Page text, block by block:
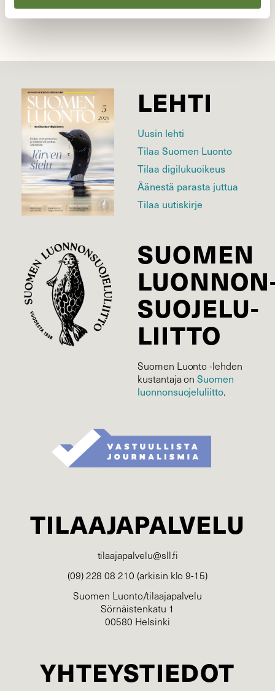
LEHTI
Uusin lehti
Tilaa Suomen Luonto
Tilaa digilukuoikeus
Äänestä parasta juttua
Tilaa uutiskirje
SUOMEN
SUOJELU­
LIITTO
Suomen Luonto -lehden
kustantaja onSuomen
luonnonsuojelu­liitto.
TILAAJAPALVELU
tilaajapalvelu@sll.fi
(09) 228 08 210 (arkisin klo 9-15)
Suomen Luonto/tilaajapalvelu
Sörnäistenkatu 1
00580 Helsinki
YHTEYSTIEDOT